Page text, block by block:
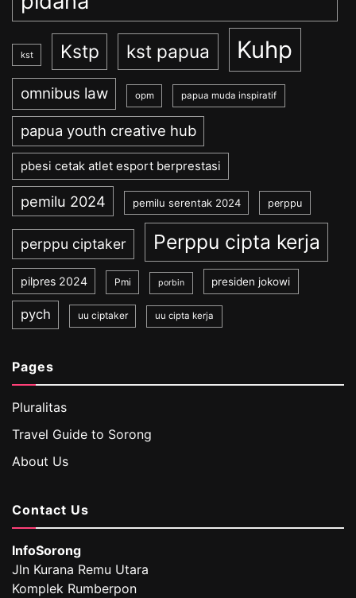
kst Kstp kst papua Kuhp
omnibus law opm papua muda inspiratif
papua youth creative hub
pbesi cetak atlet esport berprestasi
pemilu 2024 pemilu serentak 2024 perppu
perppu ciptaker Perppu cipta kerja
pilpres 2024 Pmi porbin presiden jokowi
pych uu ciptaker uu cipta kerja
Pages
Pluralitas
Travel Guide to Sorong
About Us
Contact Us
InfoSorong
Jln Kurana Remu Utara
Komplek Rumberpon